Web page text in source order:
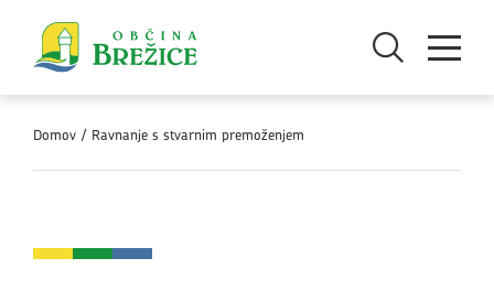
Odpri iskanjeOdpri meni
Domov / Ravnanje s stvarnim premoženjem